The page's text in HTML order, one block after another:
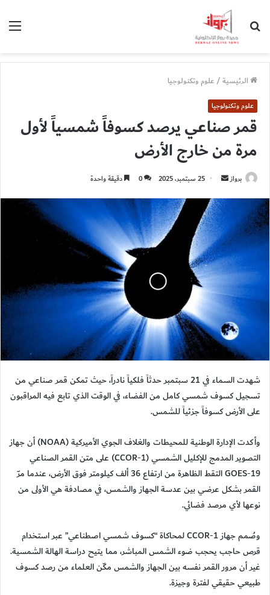
الرئيسية/علوم وتكنولوجيا
علوم وتكنولوجيا
قمر صناعي يرصد كسوفاً شمسياً لأول
مرة من خارج الأرض
برواز
أرسل
إلكترونيا
25 سبتمبر، 2025 0 دقيقة واحدة
شهدت السماء في 21 سبتمبر حدثاً فلكياً نادراً، حيث تمكن قمر صناعي من
تسجيل كسوف شمسي كامل من الفضاء، في الوقت الذي تابع فيه المراقبون
على الأرض كسوفاً جزئياً للشمس.
وأكدت الإدارة الوطنية للمحيطات والغلاف الجوي الأميركية (NOAA) أن جهاز
التصوير المدمج للإكليل الشمسي (CCOR-1) على متن القمر الصناعي
GOES-19 التقط الظاهرة من ارتفاع 36 ألف كيلومتر فوق الأرض، عندما مرّ
القمر بشكل عرضي بين عدسة الجهاز والشمس، في مصادفة هي الأولى من
نوعها لأي مرصد فضائي.
وصُمم جهاز CCOR-1 لمحاكاة “كسوف شمسي اصطناعي” عبر استخدام
قرص حاجب يحجب ضوء الشمس المباشر، مما يتيح دراسة الهالة الشمسية.
غير أن مرور القمر نفسه بين الجهاز والشمس مكّن العلماء من رصد كسوف
طبيعي حقيقي لفترة وجيزة.